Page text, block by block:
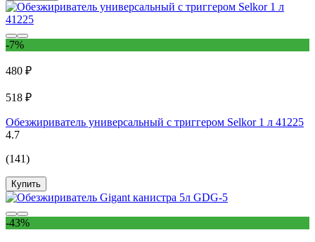
-7%
480 ₽
518 ₽
Обезжириватель универсальный с триггером Selkor 1 л 41225
4.7
(141)
Купить
-43%